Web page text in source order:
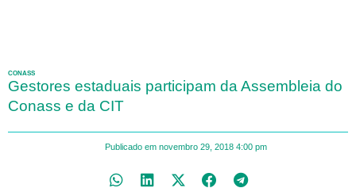
CONASS
Gestores estaduais participam da Assembleia do
Conass e da CIT
Publicado em novembro 29, 2018 4:00 pm